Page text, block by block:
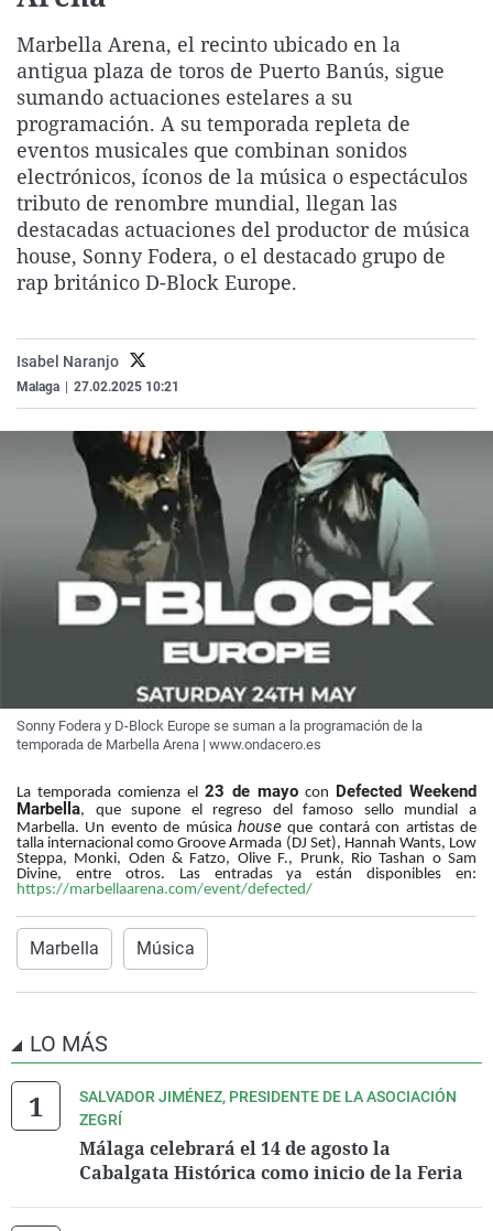
Gente viajera
Como el perro y el
Retornados
Equipo de
Operación Viuda
Galicia
La Rioja
Navarra
País Vasco
Televisión
Elecciones
Marbella Arena, el recinto ubicado en la
antigua plaza de toros de Puerto Banús, sigue
sumando actuaciones estelares a su
programación. A su temporada repleta de
eventos musicales que combinan sonidos
electrónicos, íconos de la música o espectáculos
tributo de renombre mundial, llegan las
destacadas actuaciones del productor de música
house, Sonny Fodera, o el destacado grupo de
rap británico D-Block Europe.
Isabel Naranjo
Malaga 27.02.2025 10:21
Sonny Fodera y D-Block Europe se suman a la programación de la
temporada de Marbella Arena | www.ondacero.es
La temporada comienza el 23 de mayo con Defected Weekend
Marbella, que supone el regreso del famoso sello mundial a
Marbella. Un evento de música house que contará con artistas de
talla internacional como Groove Armada (DJ Set), Hannah Wants, Low
Steppa, Monki, Oden & Fatzo, Olive F., Prunk, Rio Tashan o Sam
Divine, entre otros. Las entradas ya están disponibles en:
https://marbellaarena.com/event/defected/
Marbella Música
LO MÁS
SALVADOR JIMÉNEZ, PRESIDENTE DE LA ASOCIACIÓN
ZEGRÍ
Málaga celebrará el 14 de agosto la
Cabalgata Histórica como inicio de la Feria